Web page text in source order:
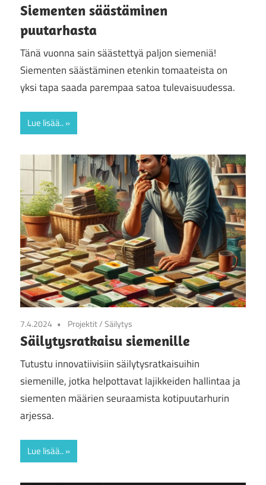
Siementen säästäminen
puutarhasta
Tänä vuonna sain säästettyä paljon siemeniä!
Siementen säästäminen etenkin tomaateista on
yksi tapa saada parempaa satoa tulevaisuudessa.
Lue lisää..
7.4.2024 Projektit/Säilytys
Säilytysratkaisu siemenille
Tutustu innovatiivisiin säilytysratkaisuihin
siemenille, jotka helpottavat lajikkeiden hallintaa ja
siementen määrien seuraamista kotipuutarhurin
arjessa.
Lue lisää..